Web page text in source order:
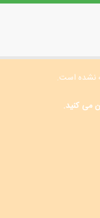
نشده است.
می کنید.